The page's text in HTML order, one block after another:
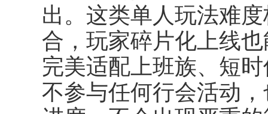
出。这类单人玩法难
合，玩家碎片化上线
完美适配上班族、短
不参与任何行会活动